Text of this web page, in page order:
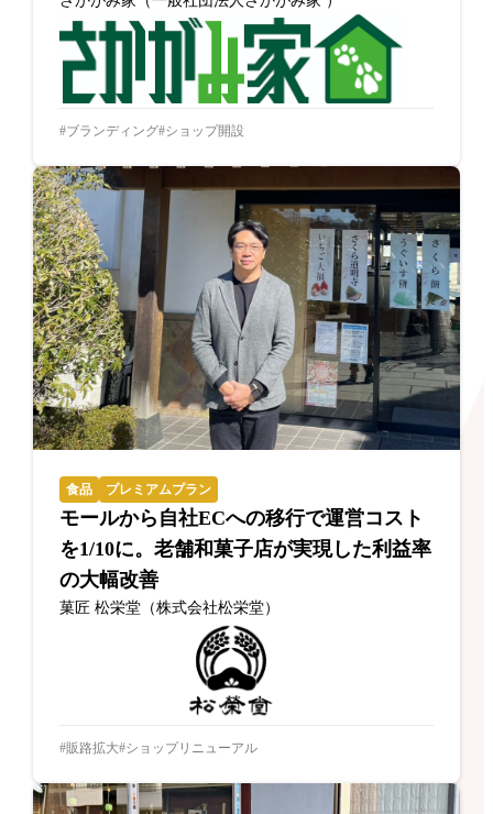
ブランディング ショップ開設
食品 プレミアムプラン
モールから自社ECへの移行で運営コスト
を1/10に。老舗和菓子店が実現した利益率
の大幅改善
菓匠 松栄堂（株式会社松栄堂）
販路拡大 ショップリニューアル